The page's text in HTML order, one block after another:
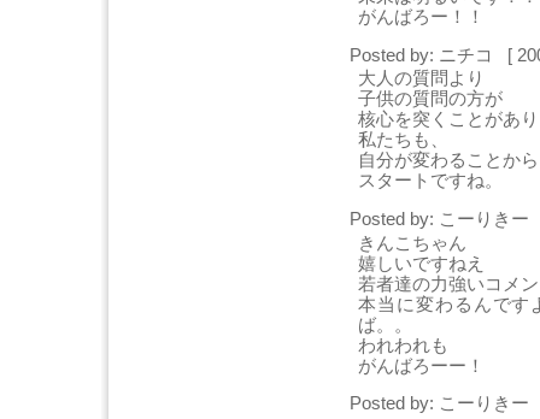
がんばろー！！
Posted by: ニチコ [
大人の質問より
子供の質問の方が
核心を突くことがあ
私たちも、
自分が変わることから
スタートですね。
Posted by: こーりきー
きんこちゃん
嬉しいですねえ
若者達の力強いコメ
本当に変わるんです
ば。。
われわれも
がんばろーー！
Posted by: こーりきー